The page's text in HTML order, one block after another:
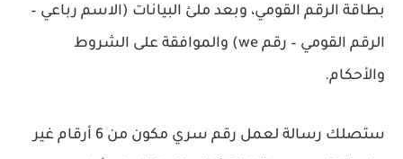
بطاقة الرقم القومي، وبعد ملئ البيانات (الاسم رباعي –
الرقم القومي – رقم we) والموافقة على الشروط
والأحكام.
ستصلك رسالة لعمل رقم سري مكون من 6 أرقام غير